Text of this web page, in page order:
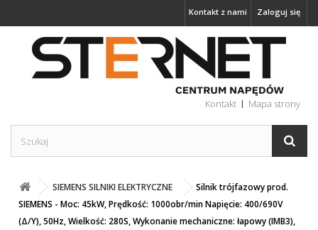
Zaloguj się
Kontakt z nami
Kontakt Mapa strony
SIEMENS SILNIKI ELEKTRYCZNE
Silnik trójfazowy prod.
SIEMENS - Moc: 45kW, Prędkość: 1000obr/min Napięcie: 400/690V
(Δ/Y), 50Hz, Wielkość: 280S, Wykonanie mechaniczne: łapowy (IMB3),